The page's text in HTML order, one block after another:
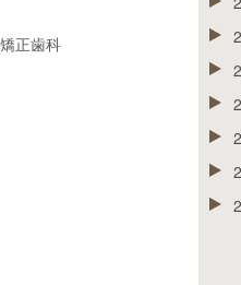
正歯科